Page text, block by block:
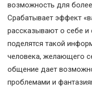
возможность для
Срабатывает эффект
рассказывают о себе и
поделятся такой
человека, желающего
общение дает
проблемами и